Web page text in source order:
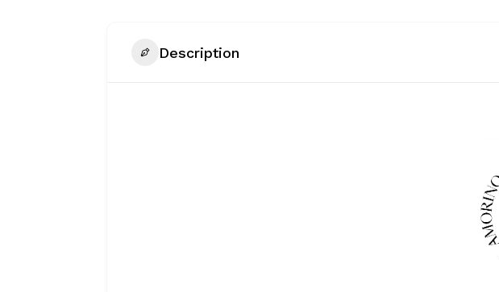
Description